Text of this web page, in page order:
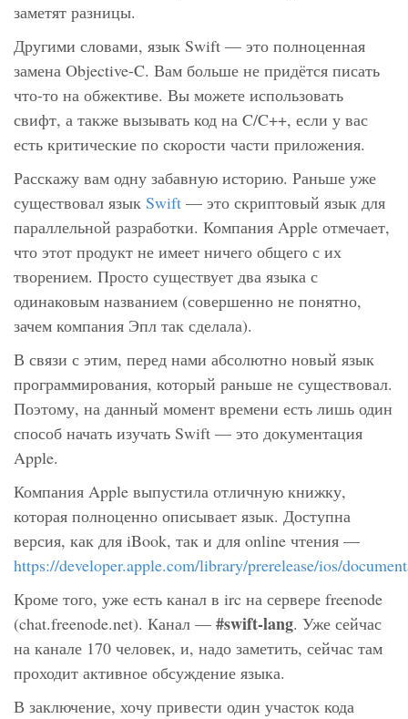
заметят разницы.
Другими словами, язык Swift — это полноценная
замена Objective-C. Вам больше не придётся писать
что-то на обжективе. Вы можете использовать
свифт, а также вызывать код на C/C++, если у вас
есть критические по скорости части приложения.
Расскажу вам одну забавную историю. Раньше уже
существовал язык Swift — это скриптовый язык для
параллельной разработки. Компания Apple отмечает,
что этот продукт не имеет ничего общего с их
творением. Просто существует два языка с
одинаковым названием (совершенно не понятно,
зачем компания Эпл так сделала).
В связи с этим, перед нами абсолютно новый язык
программирования, который раньше не существовал.
Поэтому, на данный момент времени есть лишь один
способ начать изучать Swift — это документация
Apple.
Компания Apple выпустила отличную книжку,
которая полноценно описывает язык. Доступна
версия, как для iBook, так и для online чтения —
https://developer.apple.com/library/prerelease/ios/
Кроме того, уже есть канал в irc на сервере freenode
(chat.freenode.net). Канал — #swift-lang. Уже сейчас
на канале 170 человек, и, надо заметить, сейчас там
проходит активное обсуждение языка.
В заключение, хочу привести один участок кода